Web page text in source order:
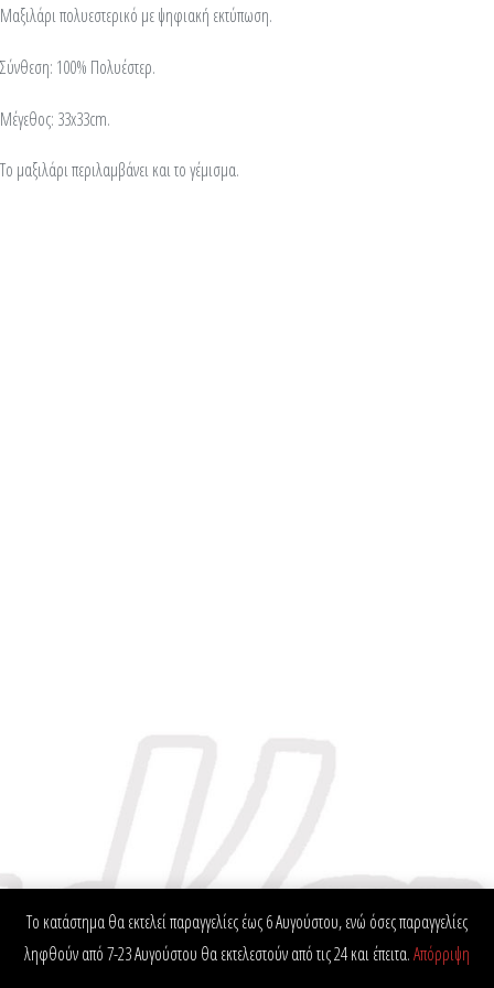
Μαξιλάρι πολυεστερικό με ψηφιακή εκτύπωση.
Σύνθεση: 100% Πολυέστερ.
Μέγεθος: 33x33cm.
Το μαξιλάρι περιλαμβάνει και το γέμισμα.
Το κατάστημα θα εκτελεί παραγγελίες έως 6 Αυγούστου, ενώ όσες παραγγελίες
ληφθούν από 7-23 Αυγούστου θα εκτελεστούν από τις 24 και έπειτα.Απόρριψη